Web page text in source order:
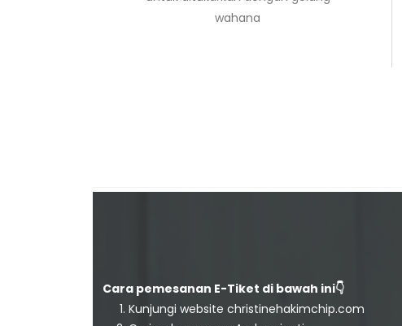
wahana
Cara pemesanan E-Tiket di bawah ini👇
Kunjungi website christinehakimchip.com